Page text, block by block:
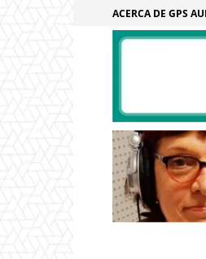
ACERCA DE GPS